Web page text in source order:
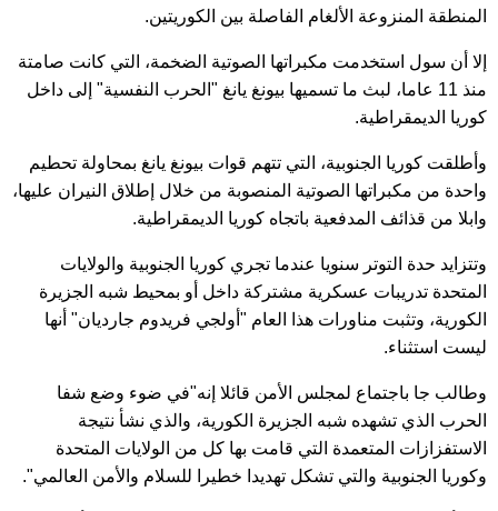
المنطقة المنزوعة الألغام الفاصلة بين الكوريتين.
إلا أن سول استخدمت مكبراتها الصوتية الضخمة، التي كانت صامتة
منذ 11 عاما، لبث ما تسميها بيونغ يانغ "الحرب النفسية" إلى داخل
كوريا الديمقراطية.
وأطلقت كوريا الجنوبية، التي تتهم قوات بيونغ يانغ بمحاولة تحطيم
واحدة من مكبراتها الصوتية المنصوبة من خلال إطلاق النيران عليها،
وابلا من قذائف المدفعية باتجاه كوريا الديمقراطية.
وتتزايد حدة التوتر سنويا عندما تجري كوريا الجنوبية والولايات
المتحدة تدريبات عسكرية مشتركة داخل أو بمحيط شبه الجزيرة
الكورية، وتثبت مناورات هذا العام "أولجي فريدوم جارديان" أنها
ليست استثناء.
وطالب جا باجتماع لمجلس الأمن قائلا إنه"في ضوء وضع شفا
الحرب الذي تشهده شبه الجزيرة الكورية، والذي نشأ نتيجة
الاستفزازات المتعمدة التي قامت بها كل من الولايات المتحدة
وكوريا الجنوبية والتي تشكل تهديدا خطيرا للسلام والأمن العالمي".